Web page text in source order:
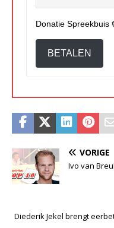
Donatie Spreekbuis
BETALEN
VORIGE
Ivo van
Diederik Jekel brengt